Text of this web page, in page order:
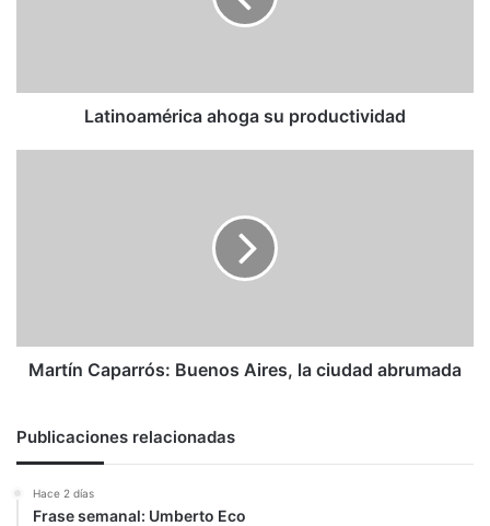
Latinoamérica ahoga su productividad
Martín Caparrós: Buenos Aires, la ciudad abrumada
Publicaciones relacionadas
Hace 2 días
Frase semanal: Umberto Eco